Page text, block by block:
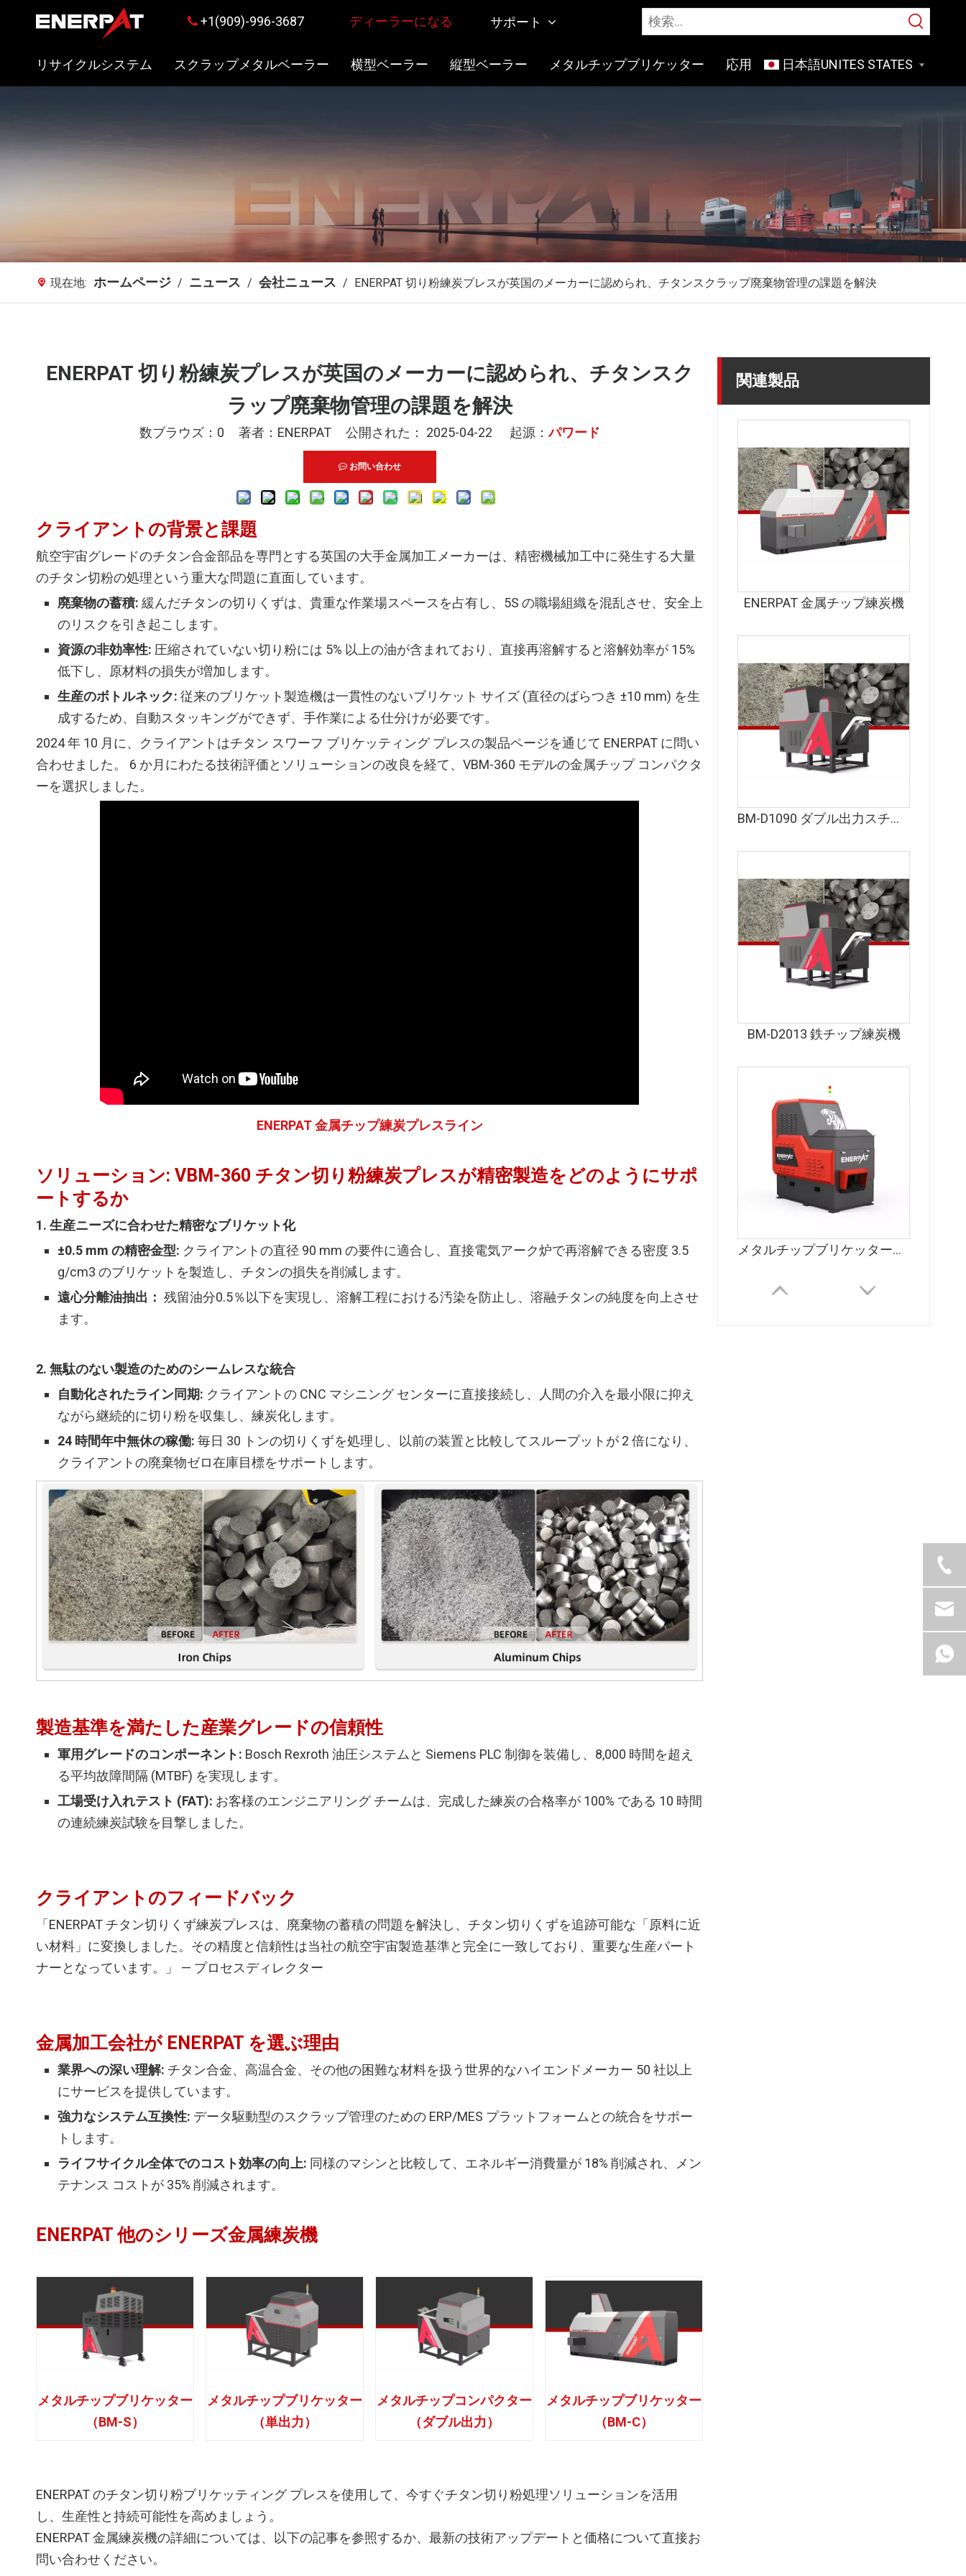
+1(909)-996-3687 ディーラーになる サポート
リサイクルシステム スクラップメタルベーラー 横型ベーラー 縦型ベーラー メタルチップブリケッター 応用 日本語
現在地: ホームページ / ニュース / 会社ニュース / ENERPAT 切り粉練炭プレスが英国のメーカーに認められ、チタンスクラップ廃棄物管理の課題を解決
ENERPAT 切り粉練炭プレスが英国のメーカーに認められ、チタンスク
ラップ廃棄物管理の課題を解決
数ブラウズ： 0 著者：ENERPAT 公開された： 2025-04-22 起源：パワード
お問い合わせ
クライアントの背景と課題
航空宇宙グレードのチタン合金部品を専門とする英国の大手金属加工メーカーは、精密機械加工中に発生する大量
のチタン切粉の処理という重大な問題に直面しています。
廃棄物の蓄積: 緩んだチタンの切りくずは、貴重な作業場スペースを占有し、5S の職場組織を混乱させ、安全上
のリスクを引き起こします。
資源の非効率性: 圧縮されていない切り粉には 5% 以上の油が含まれており、直接再溶解すると溶解効率が 15%
低下し、原材料の損失が増加します。
生産のボトルネック: 従来のブリケット製造機は一貫性のないブリケット サイズ (直径のばらつき ±10 mm) を生
成するため、自動スタッキングができず、手作業による仕分けが必要です。
2024 年 10 月に、クライアントはチタン スワーフ ブリケッティング プレスの製品ページを通じて ENERPAT に問い
合わせました。 6 か月にわたる技術評価とソリューションの改良を経て、VBM-360 モデルの金属チップ コンパクタ
ーを選択しました。
ENERPAT金属チップ練炭プレスライン
ソリューション: VBM-360 チタン切り粉練炭プレスが精密製造をどのようにサポ
ートするか
1. 生産ニーズに合わせた精密なブリケット化
±0.5 mm の精密金型: クライアントの直径 90 mm の要件に適合し、直接電気アーク炉で再溶解できる密度 3.5
g/cm3 のブリケットを製造し、チタンの損失を削減します。
遠心分離油抽出： 残留油分0.5％以下を実現し、溶解工程における汚染を防止し、溶融チタンの純度を向上させ
ます。
2. 無駄のない製造のためのシームレスな統合
自動化されたライン同期: クライアントの CNC マシニング センターに直接接続し、人間の介入を最小限に抑え
ながら継続的に切り粉を収集し、練炭化します。
24 時間年中無休の稼働: 毎日 30 トンの切りくずを処理し、以前の装置と比較してスループットが 2 倍になり、
クライアントの廃棄物ゼロ在庫目標をサポートします。
製造基準を満たした産業グレードの信頼性
軍用グレードのコンポーネント: Bosch Rexroth 油圧システムと Siemens PLC 制御を装備し、8,000 時間を超え
る平均故障間隔 (MTBF) を実現します。
工場受け入れテスト (FAT): お客様のエンジニアリング チームは、完成した練炭の合格率が 100% である 10 時間
の連続練炭試験を目撃しました。
クライアントのフィードバック
「ENERPAT チタン切りくず練炭プレスは、廃棄物の蓄積の問題を解決し、チタン切りくずを追跡可能な「原料に近
い材料」に変換しました。その精度と信頼性は当社の航空宇宙製造基準と完全に一致しており、重要な生産パート
ナーとなっています。」 — プロセスディレクター
金属加工会社が ENERPAT を選ぶ理由
業界への深い理解: チタン合金、高温合金、その他の困難な材料を扱う世界的なハイエンドメーカー 50 社以上
にサービスを提供しています。
強力なシステム互換性: データ駆動型のスクラップ管理のための ERP/MES プラットフォームとの統合をサポー
トします。
ライフサイクル全体でのコスト効率の向上: 同様のマシンと比較して、エネルギー消費量が 18% 削減され、メン
テナンス コストが 35% 削減されます。
ENERPAT 他のシリーズ金属練炭機
メタルチップブリケッター
（BM-S）
メタルチップブリケッター
（単出力）
メタルチップコンパクター
（ダブル出力）
メタルチップブリケッター
（BM-C）
ENERPAT のチタン切り粉ブリケッティング プレスを使用して、今すぐチタン切り粉処理ソリューションを活用
し、生産性と持続可能性を高めましょう。
ENERPAT 金属練炭機の詳細については、以下の記事を参照するか、最新の技術アップデートと価格について直接お
問い合わせください。
関連製品
ENERPAT 金属チップ練炭機
BM-D1090 ダブル出力スチール切り粉練炭機
BM-D2013 鉄チップ練炭機
メタルチップブリケッター（単出力）